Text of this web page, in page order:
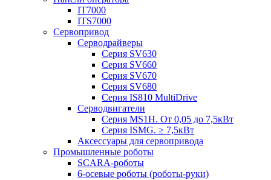
IT7000
ITS7000
Сервопривод
Серводрайверы
Серия SV630
Серия SV660
Серия SV670
Серия SV680
Серия IS810 MultiDrive
Серводвигатели
Серия MS1H. От 0,05 до 7,5кВт
Серия ISMG. ≥ 7,5кВт
Аксессуары для сервопривода
Промышленные роботы
SCARA-роботы
6-осевые роботы (роботы-руки)